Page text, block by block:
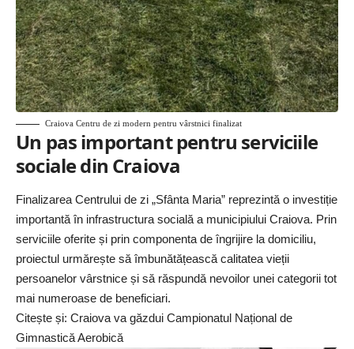
Craiova Centru de zi modern pentru vârstnici finalizat
Un pas important pentru serviciile
sociale din Craiova
Finalizarea Centrului de zi „Sfânta Maria” reprezintă o investiție
importantă în infrastructura socială a municipiului Craiova. Prin
serviciile oferite și prin componenta de îngrijire la domiciliu,
proiectul urmărește să îmbunătățească calitatea vieții
persoanelor vârstnice și să răspundă nevoilor unei categorii tot
mai numeroase de beneficiari.
Citește și: Craiova va găzdui Campionatul Național de
Gimnastică Aerobică